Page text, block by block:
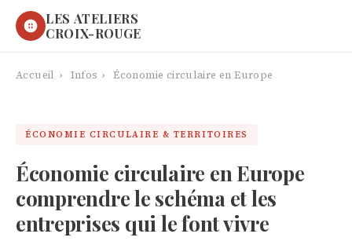
LES ATELIERS
CROIX-ROUGE
Accueil › Infos › Économie circulaire en Europe
ÉCONOMIE CIRCULAIRE & TERRITOIRES
Économie circulaire en Europe
comprendre le schéma et les
entreprises qui le font vivre